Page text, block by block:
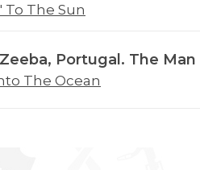
To The Sun
Portugal. The Man
The Ocean